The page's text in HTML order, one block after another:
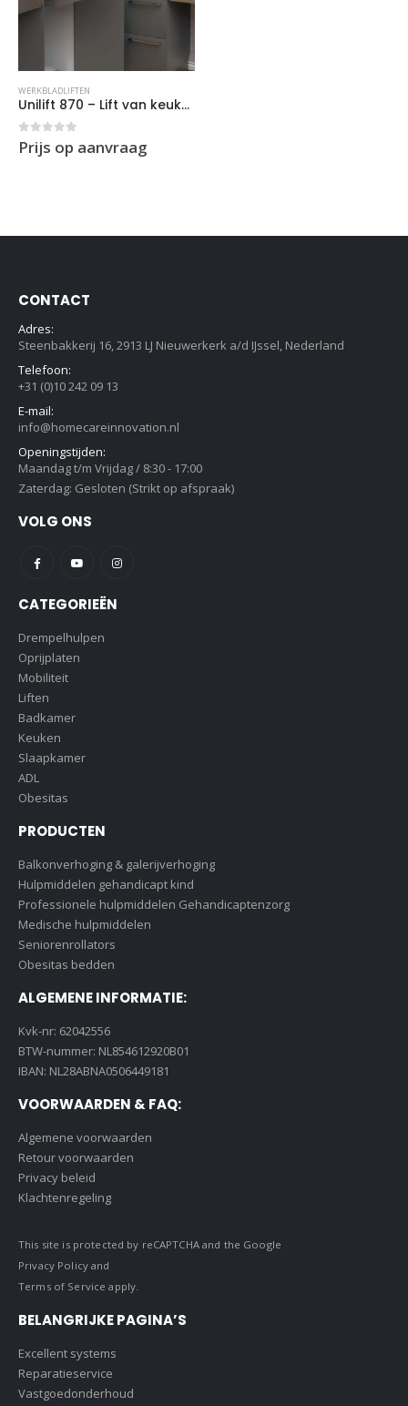
WERKBLADLIFTEN
Unilift 870 – Lift van keukenapparaten
0out of 5
Prijs op aanvraag
CONTACT
Adres:
Steenbakkerij 16, 2913 LJ Nieuwerkerk a/d IJssel, Nederland
Telefoon:
+31 (0)10 242 09 13
E-mail:
info@homecareinnovation.nl
Openingstijden:
Maandag t/m Vrijdag / 8:30 - 17:00
Zaterdag: Gesloten (Strikt op afspraak)
VOLG ONS
CATEGORIEËN
Drempelhulpen
Oprijplaten
Mobiliteit
Liften
Badkamer
Keuken
Slaapkamer
ADL
Obesitas
PRODUCTEN
Balkonverhoging & galerijverhoging
Hulpmiddelen gehandicapt kind
Professionele hulpmiddelen Gehandicaptenzorg
Medische hulpmiddelen
Seniorenrollators
Obesitas bedden
ALGEMENE INFORMATIE:
Kvk-nr: 62042556
BTW-nummer: NL854612920B01
IBAN: NL28ABNA0506449181
VOORWAARDEN & FAQ:
Algemene voorwaarden
Retour voorwaarden
Privacy beleid
Klachtenregeling
This site is protected by reCAPTCHA and the Google
Privacy Policyand
Terms of Service apply.
BELANGRIJKE PAGINA’S
Excellent systems
Reparatieservice
Vastgoedonderhoud